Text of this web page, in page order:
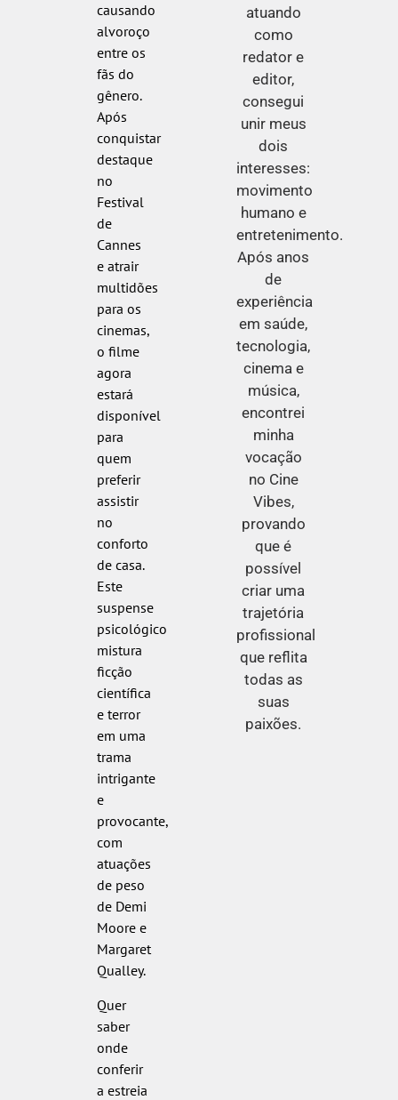
causando
alvoroço
entre os
fãs do
gênero.
Após
conquistar
destaque
no
Festival
de
Cannes
e atrair
multidões
para os
cinemas,
o filme
agora
estará
disponível
para
quem
preferir
assistir
no
conforto
de casa.
Este
suspense
psicológico
mistura
ficção
científica
e terror
em uma
trama
intrigante
e
provocante,
com
atuações
de peso
de Demi
Moore e
Margaret
Qualley.
Quer
saber
onde
conferir
a estreia
atuando
como
redator e
editor,
consegui
unir meus
dois
interesses:
movimento
humano e
entretenimento.
Após anos
de
experiência
em saúde,
tecnologia,
cinema e
música,
encontrei
minha
vocação
no Cine
Vibes,
provando
que é
possível
criar uma
trajetória
profissional
que reflita
todas as
suas
paixões.